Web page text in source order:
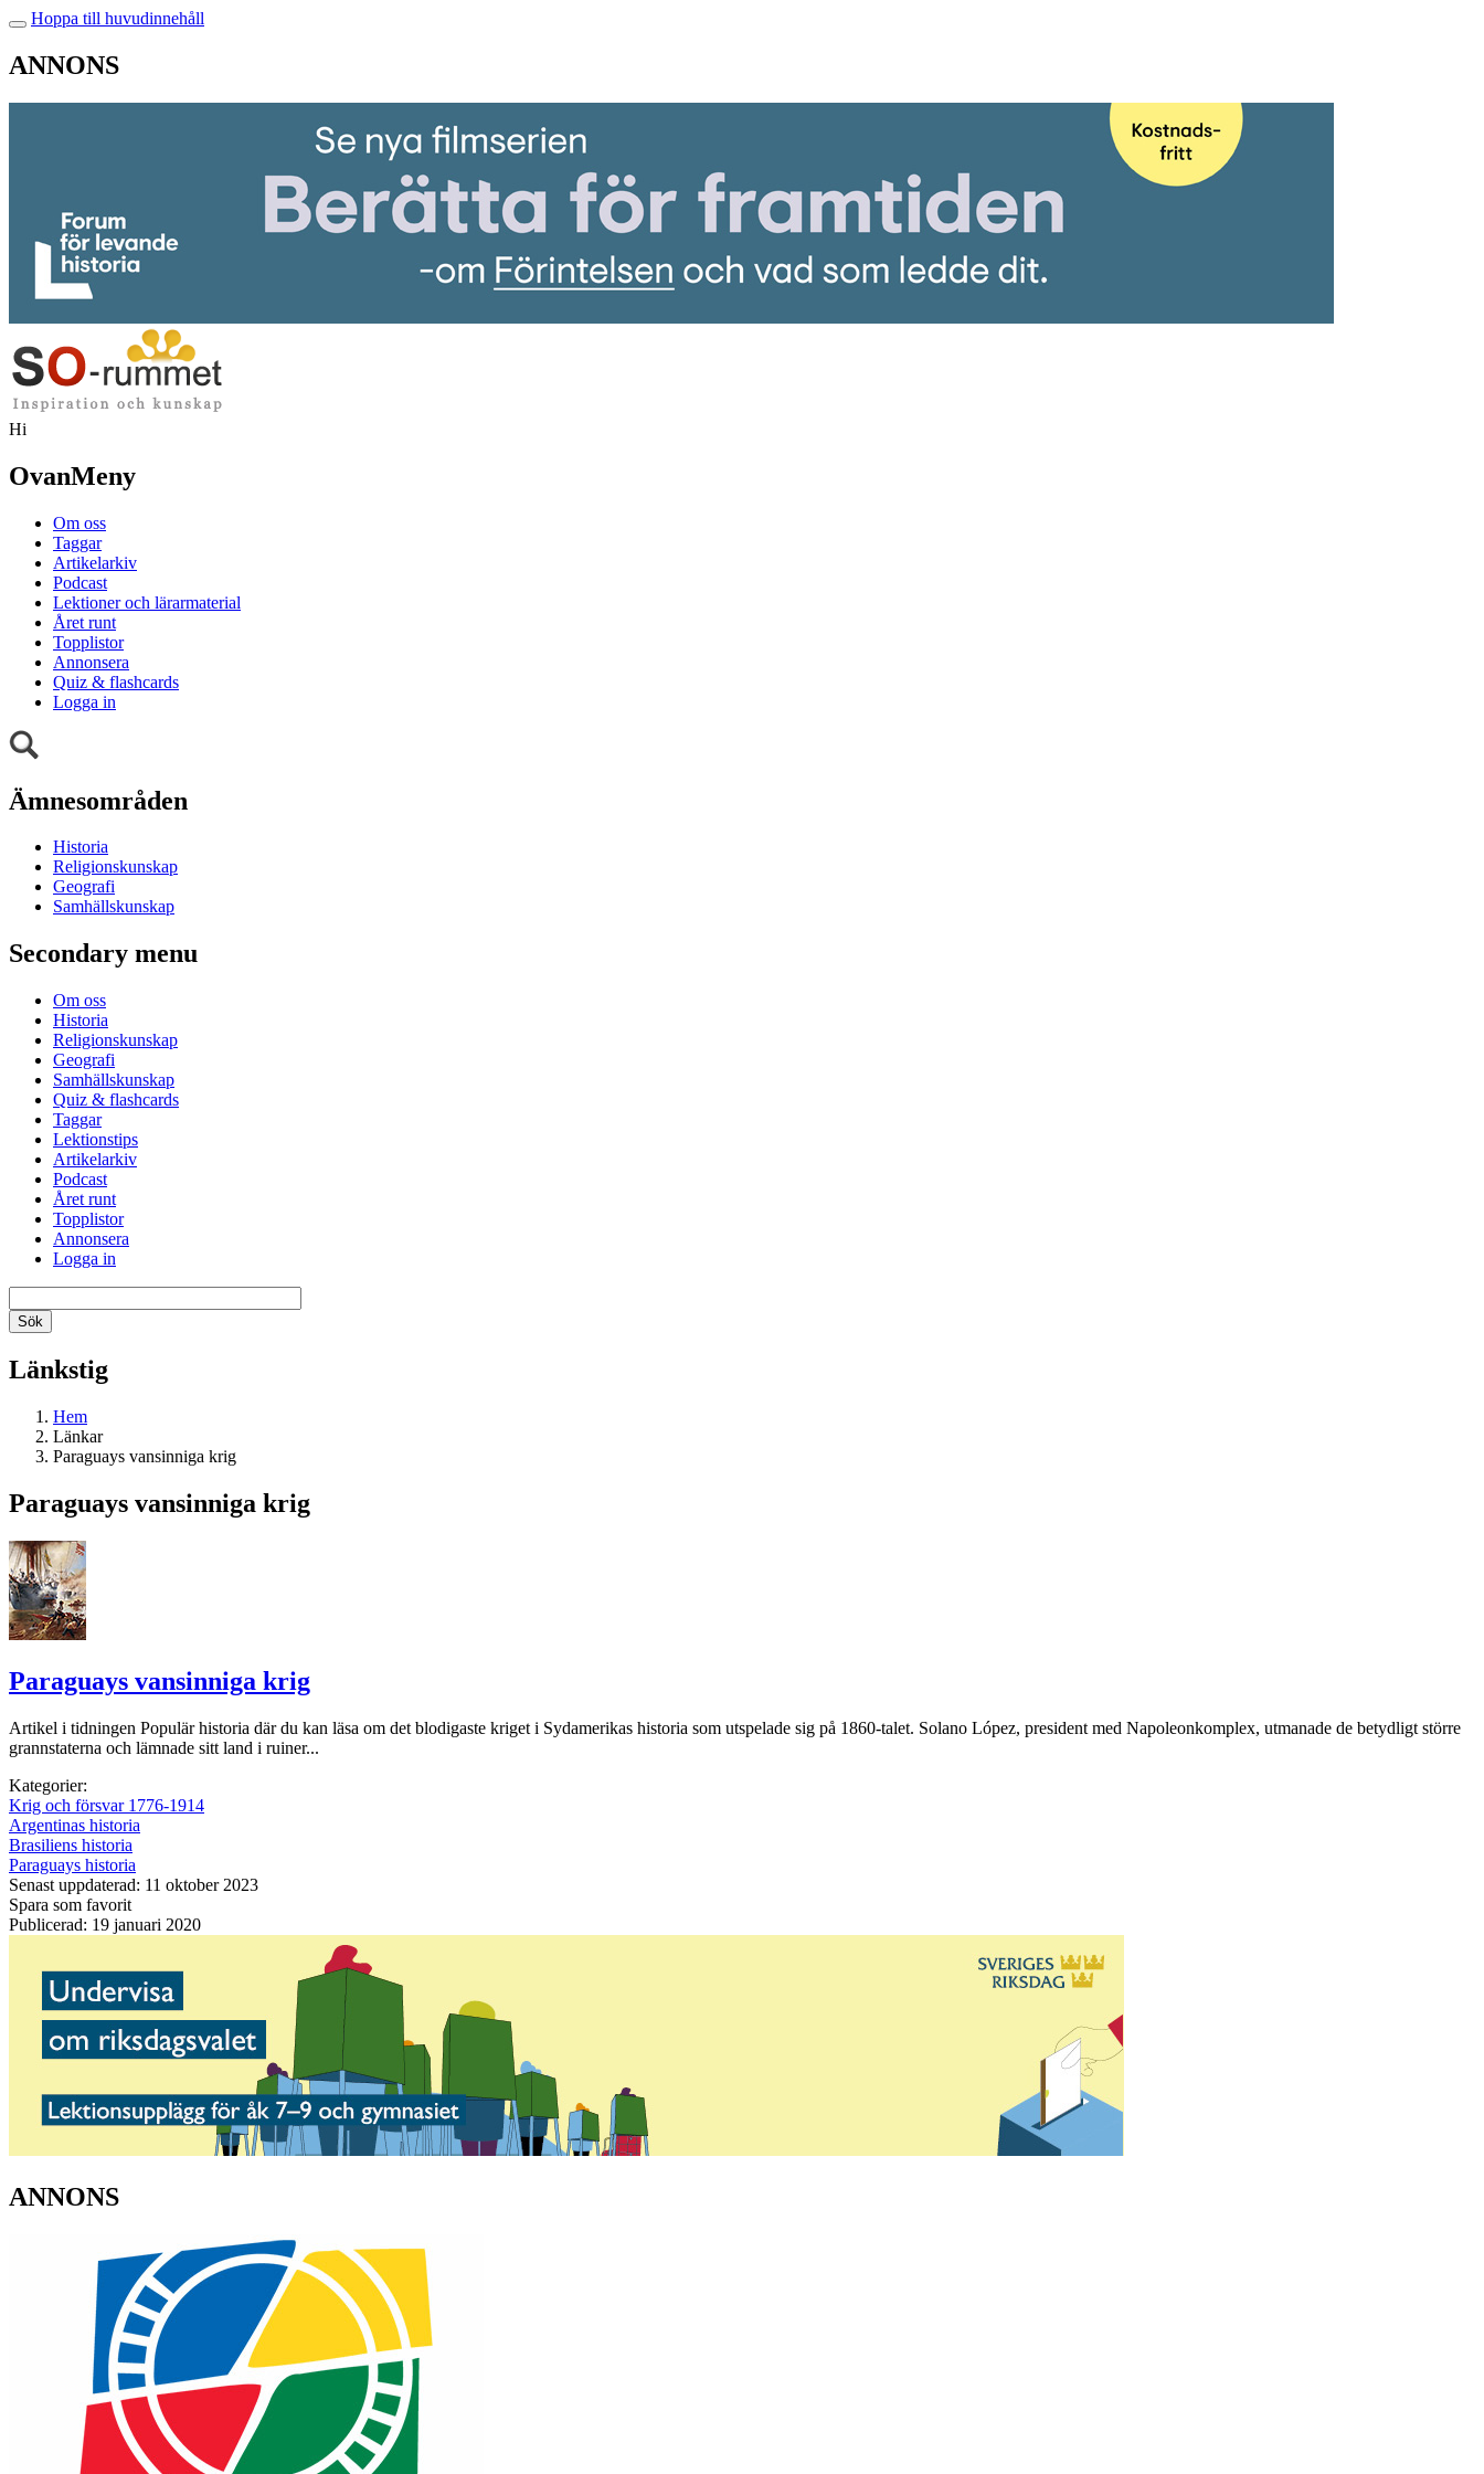
Hoppa till huvudinnehåll
ANNONS
Hi
OvanMeny
Om oss
Taggar
Artikelarkiv
Podcast
Lektioner och lärarmaterial
Året runt
Topplistor
Annonsera
Quiz & flashcards
Logga in
Ämnesområden
Historia
Religionskunskap
Geografi
Samhällskunskap
Secondary menu
Om oss
Historia
Religionskunskap
Geografi
Samhällskunskap
Quiz & flashcards
Taggar
Lektionstips
Artikelarkiv
Podcast
Året runt
Topplistor
Annonsera
Logga in
Länkstig
Hem
Länkar
Paraguays vansinniga krig
Paraguays vansinniga krig
Paraguays vansinniga krig
Artikel i tidningen Populär historia där du kan läsa om det blodigaste kriget i Sydamerikas historia som utspelade sig på 1860-talet. Solano López, president med Napoleonkomplex, utmanade de betydligt större
grannstaterna och lämnade sitt land i ruiner...
Kategorier:
Krig och försvar 1776-1914
Argentinas historia
Brasiliens historia
Paraguays historia
Senast uppdaterad: 11 oktober 2023
Spara som favorit
Publicerad: 19 januari 2020
ANNONS